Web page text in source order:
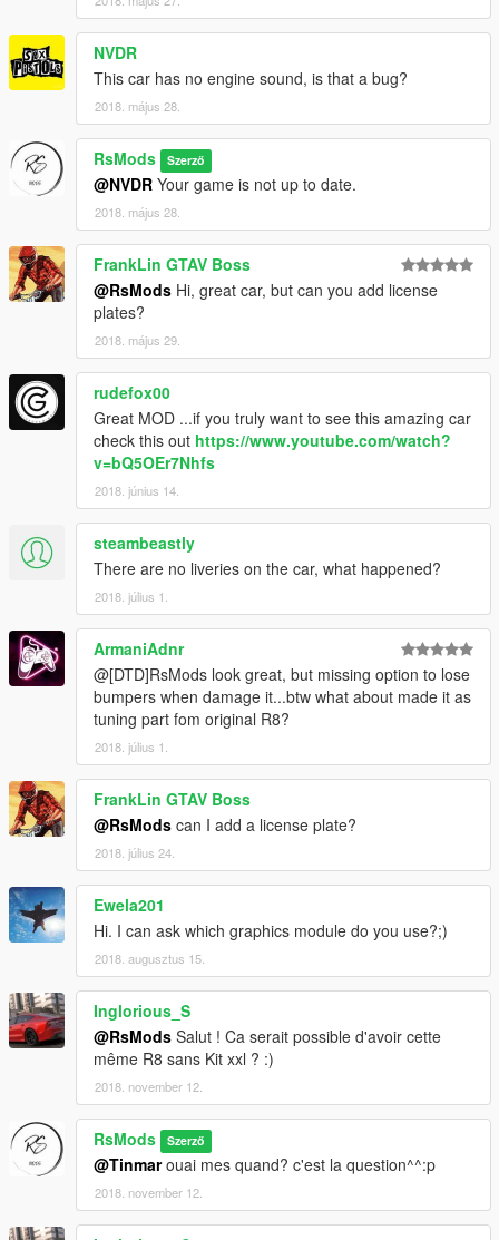
NVDR
This car has no engine sound, is that a bug?
2018. május 28.
RsMods Szerző
@NVDR Your game is not up to date.
2018. május 28.
FrankLin GTAV Boss
@RsMods Hi, great car, but can you add license
plates?
2018. május 29.
rudefox00
Great MOD ...if you truly want to see this amazing car
check this out https://www.youtube.com/watch?
v=bQ5OEr7Nhfs
2018. június 14.
steambeastly
There are no liveries on the car, what happened?
2018. július 1.
ArmaniAdnr
@[DTD]RsMods look great, but missing option to lose
bumpers when damage it...btw what about made it as
tuning part fom original R8?
2018. július 1.
FrankLin GTAV Boss
@RsMods can I add a license plate?
2018. július 24.
Ewela201
Hi. I can ask which graphics module do you use?;)
2018. augusztus 15.
Inglorious_S
@RsMods Salut ! Ca serait possible d'avoir cette
même R8 sans Kit xxl ? :)
2018. november 12.
RsMods Szerző
@Tinmarouai mes quand? c'est la question^^:p
2018. november 12.